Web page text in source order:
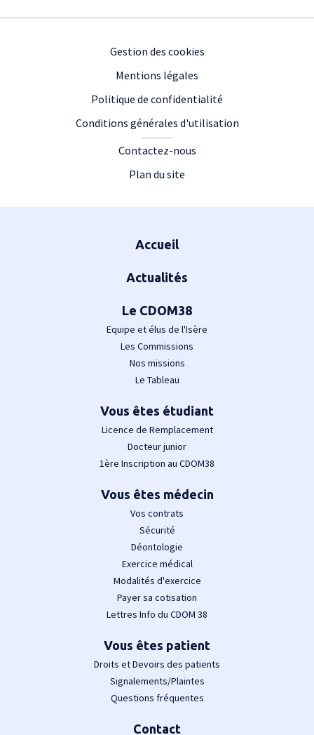
Gestion des cookies
Mentions légales
Politique de confidentialité
Conditions générales d'utilisation
Contactez-nous
Plan du site
Accueil
Actualités
Le CDOM38
Equipe et élus de l'Isère
Les Commissions
Nos missions
Le Tableau
Vous êtes étudiant
Licence de Remplacement
Docteur junior
1ère Inscription au CDOM38
Vous êtes médecin
Vos contrats
Sécurité
Déontologie
Exercice médical
Modalités d'exercice
Payer sa cotisation
Lettres Info du CDOM 38
Vous êtes patient
Droits et Devoirs des patients
Signalements/Plaintes
Questions fréquentes
Contact